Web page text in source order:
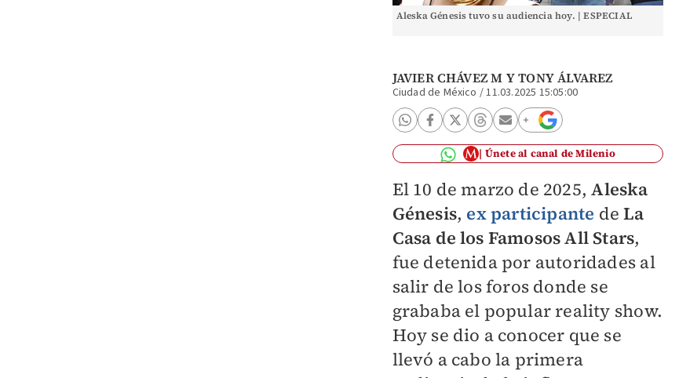
Aleska Génesis tuvo su audiencia hoy. | ESPECIAL
JAVIER CHÁVEZ M Y TONY ÁLVAREZ
Ciudad de México /11.03.2025 15:05:00
Únete al canal de Milenio
El 10 de marzo de 2025,Aleska
Génesis, ex participante deLa
Casa de los Famosos All Stars,
fue detenida por autoridades al
salir de los foros donde se
grababa el popular reality show.
Hoy se dio a conocer que se
llevó a cabo la primera